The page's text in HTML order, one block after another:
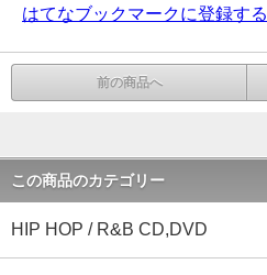
はてなブックマークに登録する
前の商品へ
この商品のカテゴリー
HIP HOP / R&B CD,DVD